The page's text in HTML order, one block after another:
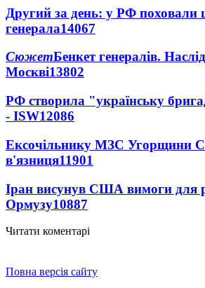
Другий за день: у РФ поховали
генерала14067
СюжетБенкет генералів.
Москві13802
РФ створила "українську
- ISW12086
Ексочільнику МЗС Угорщини
в'язниця11901
Іран висунув США вимоги для
Ормузу10887
Читати коментарі
Повна версія сайту